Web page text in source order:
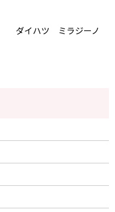
ダイハツ ミラジーノ